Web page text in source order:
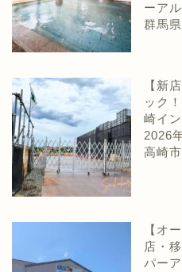
ーア
群馬
【新
ック
崎イ
2026
高崎
【オ
店・
パー